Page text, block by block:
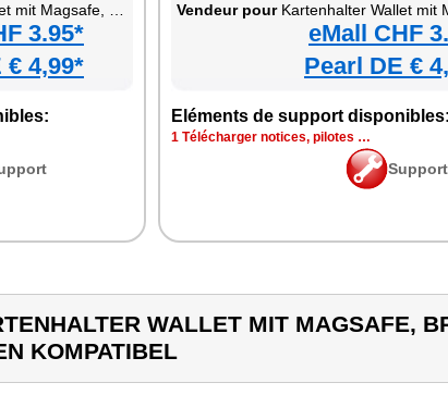
für bis zu 3 Karten kompatibel
3.95*
€ 4,99*
Vendeur pourKartenhalter Wallet mit Magsafe, braun, für bis zu 3
eMall CHF
Pearl DE €
Eléments de support disponibles:
1 Télécharger notices, pilotes …
Support
WALLET MIT MAGSAFE,
KOMPATIBEL